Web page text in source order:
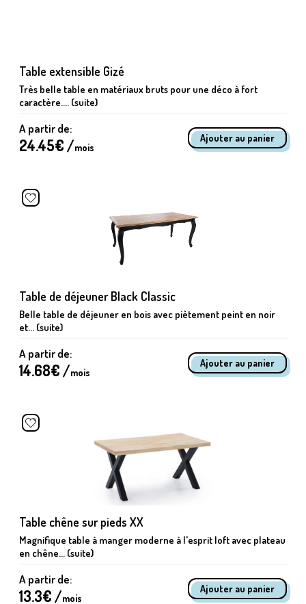
Table extensible Gizé
Très belle table en matériaux bruts pour une déco à fort
caractère.... (suite)
A partir de:
24.45€ /mois
Table de déjeuner Black Classic
Belle table de déjeuner en bois avec piètement peint en noir
et... (suite)
A partir de:
14.68€ /mois
Table chêne sur pieds XX
Magnifique table à manger moderne à l'esprit loft avec plateau
en chêne... (suite)
A partir de:
13.3€ /mois